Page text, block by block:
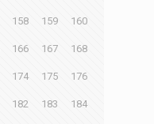
158 159 160
166 167 168
174 175 176
182 183 184